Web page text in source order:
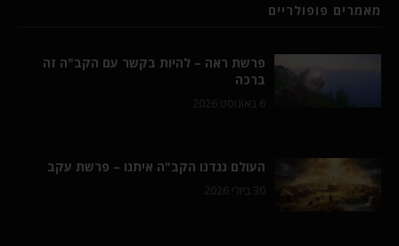
מאמרים פופולריים
פרשת ראה – להיות בקשר עם הקב"ה זה
ברכה
העולם נגדנו הקב"ה איתנו – פרשת עקב